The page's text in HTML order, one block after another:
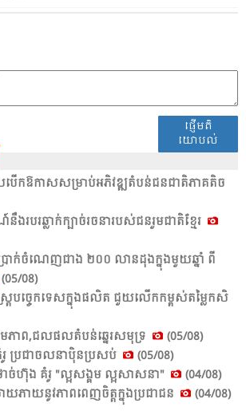
ផ្ញើមតិ
យោបល់
ល​បើក​ឱ​កាស​សម្រាប់​អភិវឌ្ឍ​​តំ​បន់​ជន​ជាតិ​ភាគ​តិច​
ងរបរឆ្លាក់ក្បាច់រចនារបស់ជនរួមជាតិខ្មែរ
ាក់​ចំ​ណេញ​ជាង​ ២០០ លាន​ដុង​ក្នុង​មួយ​ឆ្នាំ​ ពី​
(05/08)
ស្ត្រ​បច្ចេក​ទេស​ក្នុង​ផលិត​ ជួយ​លើក​កម្ពស់​តម្លៃ​កសិ​
ភាព,​ជល​ផល​តំ​បន់​ឆ្នេរ​សមុទ្រ​
(05/08)
ប្រ​ជា​ចលនា​ប៉ិន​ប្រ​សប់​
(05/08)
ច់ហ៊ុង គំ​រូ​ "ល្អ​សង្គម​ ល្អ​សាសនា​"
(04/08)
ភាយ​នូវ​ភាព​ពេញ​ចិត្ត​ក្នុង​ប្រ​ជា​ជន​
(04/08)